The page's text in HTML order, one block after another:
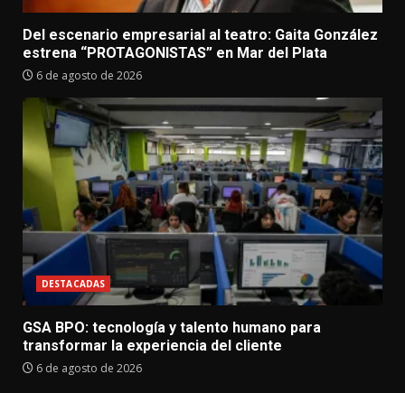
Del escenario empresarial al teatro: Gaita González
estrena “PROTAGONISTAS” en Mar del Plata
6 de agosto de 2026
DESTACADAS
GSA BPO: tecnología y talento humano para
transformar la experiencia del cliente
6 de agosto de 2026